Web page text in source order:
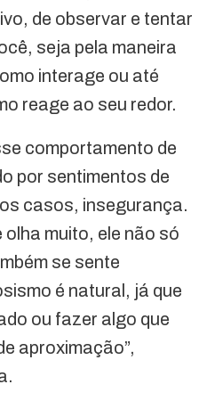
de observar e tentar
seja pela maneira
interage ou até
reage ao seu redor.
comportamento de
por sentimentos de
casos, insegurança.
olha muito, ele não só
se sente
é natural, já que
ou fazer algo que
aproximação”,